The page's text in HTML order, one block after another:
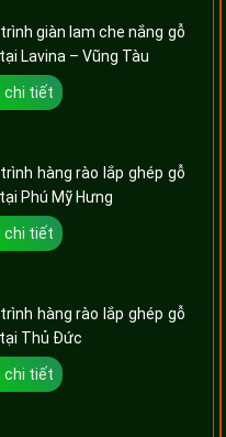
giàn lam che nắng gỗ
Lavina – Vũng Tàu
chi tiết
hàng rào lắp ghép gỗ
Phú Mỹ Hưng
chi tiết
hàng rào lắp ghép gỗ
Thủ Đức
chi tiết